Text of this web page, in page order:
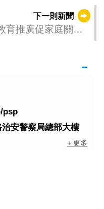
下一則新聞
育推廣促家庭關愛
psp
安警察局總部大樓
+ 更多